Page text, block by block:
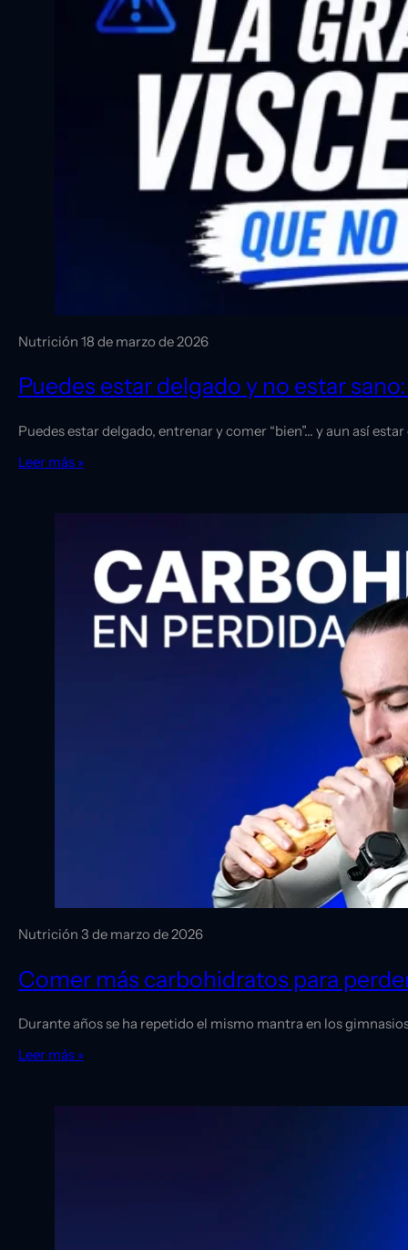
Nutrición 18 de marzo de 2026
Puedes estar delgado y no estar
Puedes estar delgado, entrenar y comer “bien”… y aun así
Leer más »
Nutrición 3 de marzo de 2026
Comer más carbohidratos para
Durante años se ha repetido el mismo mantra en los
Leer más »